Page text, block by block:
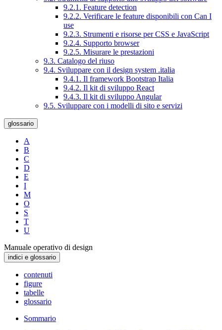
9.2.1. Feature detection
9.2.2. Verificare le feature disponibili con Can I
use
9.2.3. Strumenti e risorse per CSS e JavaScript
9.2.4. Supporto browser
9.2.5. Misurare le prestazioni
9.3. Catalogo del riuso
9.4. Sviluppare con il design system .italia
9.4.1. Il framework Bootstrap Italia
9.4.2. Il kit di sviluppo React
9.4.3. Il kit di sviluppo Angular
9.5. Sviluppare con i modelli di sito e servizi
glossario
A
B
C
D
E
I
M
O
S
T
U
Manuale operativo di design
indici e glossario
contenuti
figure
tabelle
glossario
Sommario